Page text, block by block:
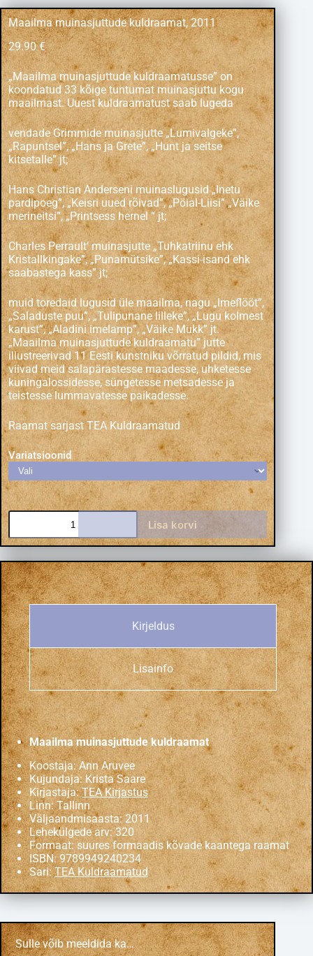
Maailma muinasjuttude kuldraamat, 2011
29.90€
„Maailma muinasjuttude kuldraamatusse” on
koondatud 33 kõige tuntumat muinasjuttu kogu
maailmast. Uuest kuldraamatust saab lugeda
vendade Grimmide muinasjutte „Lumivalgeke”,
„Rapuntsel”, „Hans ja Grete”, „Hunt ja seitse
kitsetalle” jt;
Hans Christian Anderseni muinaslugusid „Inetu
pardipoeg”, „Keisri uued rõivad”, „Pöial-Liisi” „Väike
merineitsi”, „Printsess hernel “ jt;
Charles Perrault’ muinasjutte „Tuhkatriinu ehk
Kristallkingake”, „Punamütsike”, „Kassi-isand ehk
saabastega kass” jt;
muid toredaid lugusid üle maailma, nagu „Imeflööt”,
„Saladuste puu”, „Tulipunane lilleke”, „Lugu kolmest
karust”, „Aladini imelamp”, „Väike Mukk” jt.
„Maailma muinasjuttude kuldraamatu” jutte
illustreerivad 11 Eesti kunstniku võrratud pildid, mis
viivad meid salapärastesse maadesse, uhketesse
kuningalossidesse, süngetesse metsadesse ja
teistesse lummavatesse paikadesse.
Raamat sarjastTEA Kuldraamatud
Variatsioonid
Lisa korvi
Kirjeldus
Lisainfo
Maailma muinasjuttude kuldraamat
Koostaja: Ann Aruvee
Kujundaja: Krista Saare
Kirjastaja:TEA Kirjastus
Linn: Tallinn
Väljaandmisaasta: 2011
Lehekülgede arv: 320
Formaat: suures formaadis kõvade kaantega raamat
ISBN: 9789949240234
Sari:TEA Kuldraamatud
Sulle võib meeldida ka…